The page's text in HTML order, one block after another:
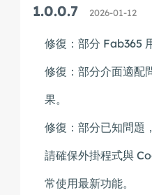
1.0.0.7 2026-01-12
修復：部分 Fab365
修復：部分介面適配
果。
修復：部分已知問題
請確保外掛程式與
常使用最新功能。